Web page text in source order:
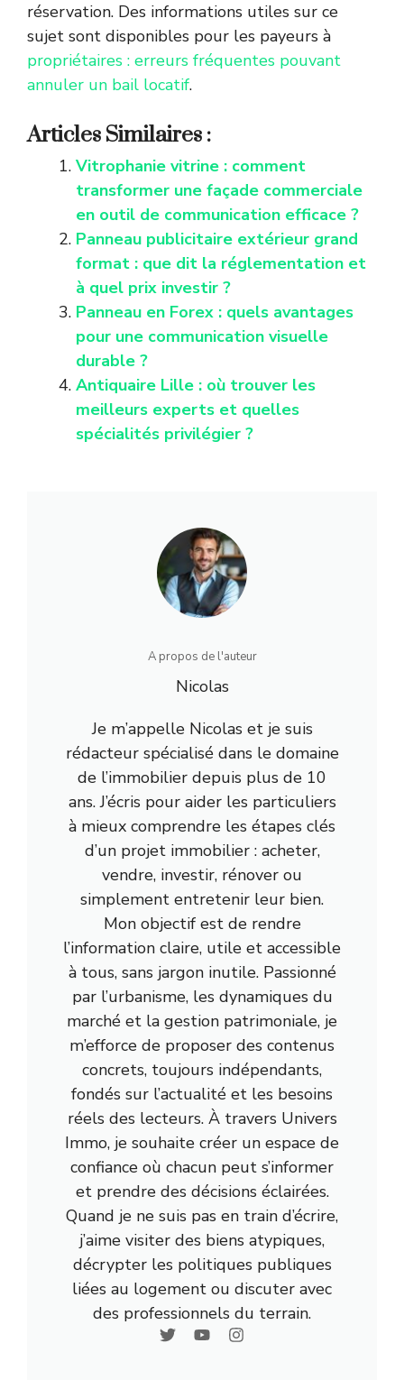
réservation. Des informations utiles sur ce
sujet sont disponibles pour les payeurs à
propriétaires : erreurs fréquentes pouvant
annuler un bail locatif.
Articles Similaires :
Vitrophanie vitrine : comment
transformer une façade commerciale
en outil de communication efficace ?
Panneau publicitaire extérieur grand
format : que dit la réglementation et
à quel prix investir ?
Panneau en Forex : quels avantages
pour une communication visuelle
durable ?
Antiquaire Lille : où trouver les
meilleurs experts et quelles
spécialités privilégier ?
A propos de l'auteur
Nicolas
Je m’appelle Nicolas et je suis
rédacteur spécialisé dans le domaine
de l’immobilier depuis plus de 10
ans. J’écris pour aider les particuliers
à mieux comprendre les étapes clés
d’un projet immobilier : acheter,
vendre, investir, rénover ou
simplement entretenir leur bien.
Mon objectif est de rendre
l’information claire, utile et accessible
à tous, sans jargon inutile. Passionné
par l’urbanisme, les dynamiques du
marché et la gestion patrimoniale, je
m’efforce de proposer des contenus
concrets, toujours indépendants,
fondés sur l’actualité et les besoins
réels des lecteurs. À travers Univers
Immo, je souhaite créer un espace de
confiance où chacun peut s’informer
et prendre des décisions éclairées.
Quand je ne suis pas en train d’écrire,
j’aime visiter des biens atypiques,
décrypter les politiques publiques
liées au logement ou discuter avec
des professionnels du terrain.